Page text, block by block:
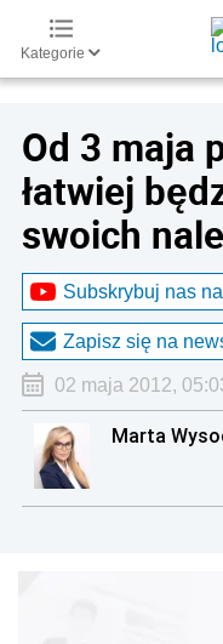
Kategorie
Od 3 maja
łatwiej
swoich
Subskrybuj nas
Zapisz się na
02 maja 2012,
Marta